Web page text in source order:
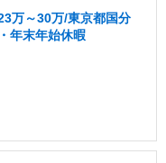
万～30万/東京都国分
年末年始休暇